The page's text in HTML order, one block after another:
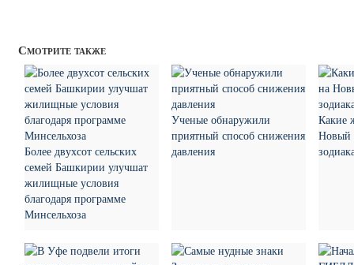
Смотрите также
Более двухсот сельских
семей Башкирии улучшат
жилищные условия
благодаря программе
Минсельхоза
Ученые обнаружили
приятный способ снижения
давления
Какие
Новый